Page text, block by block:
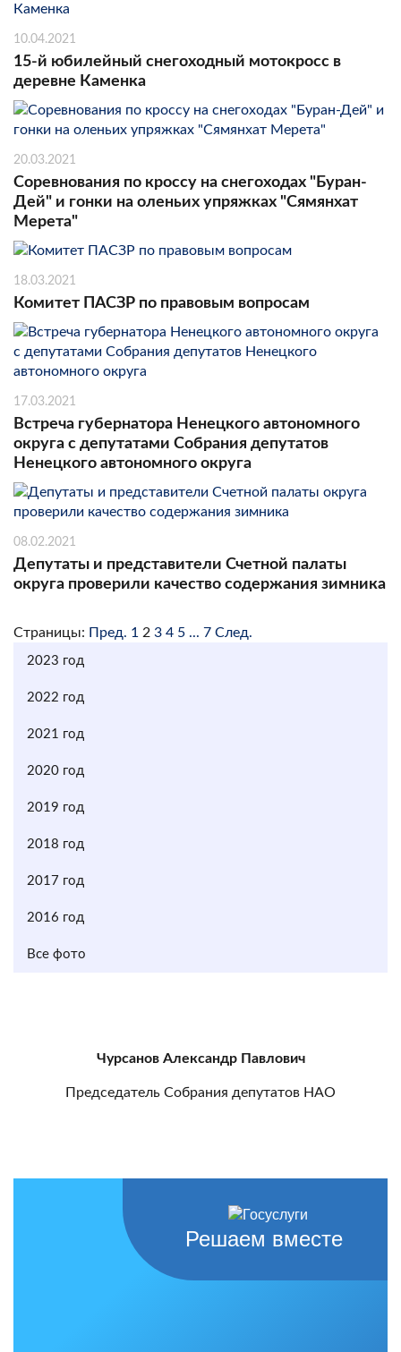
10.04.2021
15-й юбилейный снегоходный мотокросс в
деревне Каменка
20.03.2021
Соревнования по кроссу на снегоходах "Буран-
Дей" и гонки на оленьих упряжках "Сямянхат
Мерета"
18.03.2021
Комитет ПАСЗР по правовым вопросам
17.03.2021
Встреча губернатора Ненецкого автономного
округа с депутатами Собрания депутатов
Ненецкого автономного округа
08.02.2021
Депутаты и представители Счетной палаты
округа проверили качество содержания зимника
Страницы: Пред. 1 2 3 4 5 ... 7 След.
2023 год
2022 год
2021 год
2020 год
2019 год
2018 год
2017 год
2016 год
Все фото
Чурсанов Александр Павлович
Председатель Собрания депутатов НАО
Решаем вместе